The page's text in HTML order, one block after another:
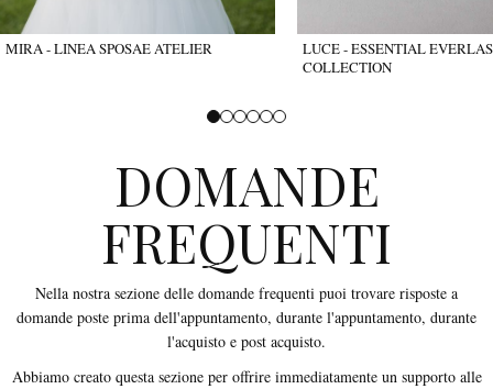
MIRA - LINEA SPOSAE ATELIER
LUCE - ESSENTIAL
COLLECTION
DOMANDE
FREQUENTI
Nella nostra sezione delle domande frequenti puoi trovare risposte a
domande poste prima dell'appuntamento, durante l'appuntamento, durante
l'acquisto e post acquisto.
Abbiamo creato questa sezione per offrire immediatamente un supporto alle